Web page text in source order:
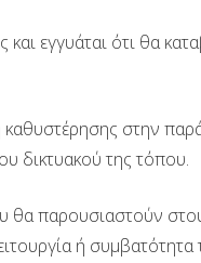
εγγυάται ότι θα
στην
δικτυακού της τόπου.
θα παρουσιαστούν
ή